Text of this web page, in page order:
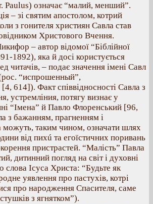
Pаulus) означає “малий, менший”.
– зі святим апостолом, котрий
з гонителя християн Савла став
Христового Вчення.
– автор відомої “Біблійної
1892), яка й досі користується
читачів, – подає значення імені Савл
“испрошенный”,
614]). Факт співвідносності Савла з
устремліния, потягу визнає у
“Імена” й Павло Флоренський [96,
з бажанням, прагненням і
можуть, таким чином, означати шлях
від пихú та егоїстичних поривань
пристрастей. “Малість” Павла
дитинний погляд на світ і духовні
слова Ісуса Христа: “Будьте як
уявлення про пастухів, котрі
про народження Спасителя, саме
з ягнятком”).